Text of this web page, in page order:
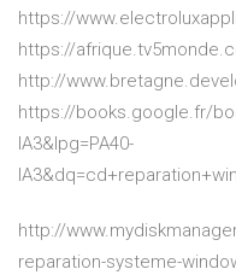
https://
https://
http://
https://books.google.fr/
IA3&lpg=PA40-
http://
reparation-systeme-